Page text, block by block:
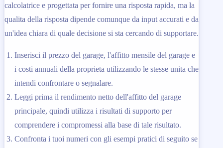
calcolatrice e progettata per fornire una risposta rapida, ma la
qualita della risposta dipende comunque da input accurati e da
un'idea chiara di quale decisione si sta cercando di supportare.
Inserisci il prezzo del garage, l'affitto mensile del garage e
i costi annuali della proprieta utilizzando le stesse unita che
intendi confrontare o segnalare.
Leggi prima il rendimento netto dell'affitto del garage
principale, quindi utilizza i risultati di supporto per
comprendere i compromessi alla base di tale risultato.
Confronta i tuoi numeri con gli esempi pratici di seguito se